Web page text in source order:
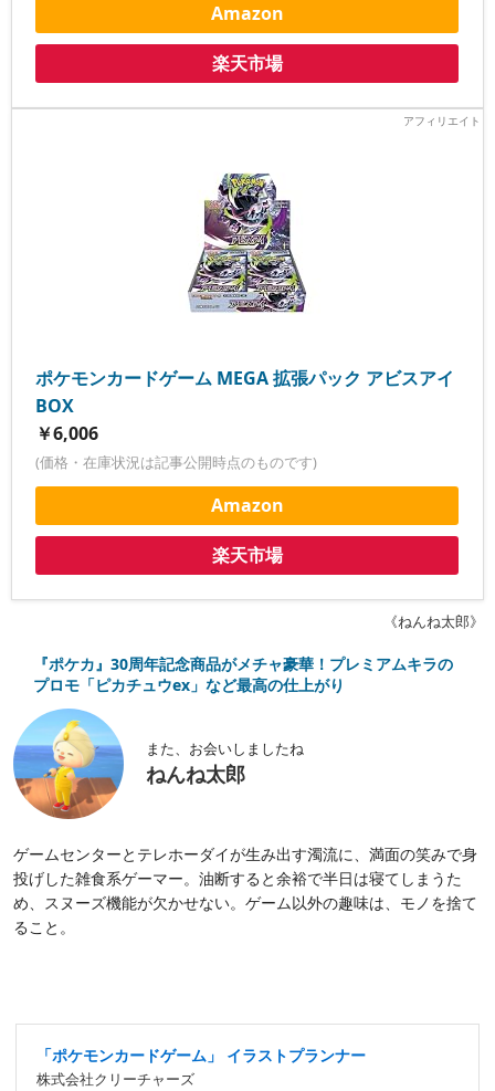
Amazon
楽天市場
ポケモンカードゲーム MEGA 拡張パック アビスアイ
BOX
￥6,006
(価格・在庫状況は記事公開時点のものです)
Amazon
楽天市場
《ねんね太郎》
『ポケカ』30周年記念商品がメチャ豪華！プレミアムキラの
プロモ「ピカチュウex」など最高の仕上がり
また、お会いしましたね
ねんね太郎
ゲームセンターとテレホーダイが生み出す濁流に、満面の笑みで身
投げした雑食系ゲーマー。油断すると余裕で半日は寝てしまうた
め、スヌーズ機能が欠かせない。ゲーム以外の趣味は、モノを捨て
ること。
「ポケモンカードゲーム」 イラストプランナー
株式会社クリーチャーズ